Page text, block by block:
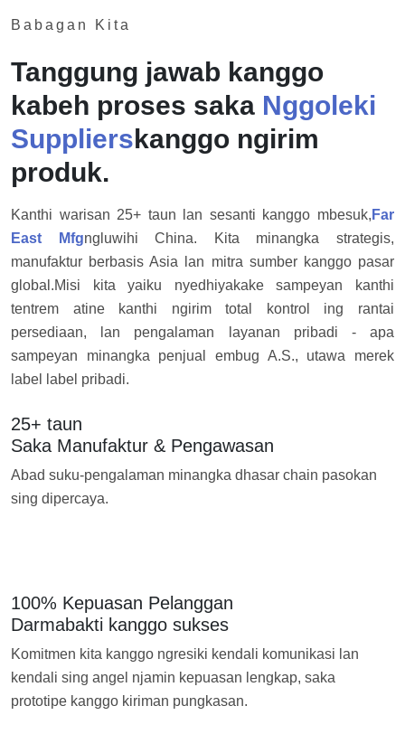
Babagan Kita
Tanggung jawab kanggo
kabeh proses saka Nggoleki
Supplierskanggo ngirim
produk.
Kanthi warisan 25+ taun lan sesanti kanggo mbesuk, Far
East Mfgngluwihi China. Kita minangka strategis,
manufaktur berbasis Asia lan mitra sumber kanggo pasar
global.Misi kita yaiku nyedhiyakake sampeyan kanthi
tentrem atine kanthi ngirim total kontrol ing rantai
persediaan, lan pengalaman layanan pribadi - apa
sampeyan minangka penjual embug A.S., utawa merek
label label pribadi.
25+ taun
Saka Manufaktur & Pengawasan
Abad suku-pengalaman minangka dhasar chain pasokan
sing dipercaya.
100% Kepuasan Pelanggan
Darmabakti kanggo sukses
Komitmen kita kanggo ngresiki kendali komunikasi lan
kendali sing angel njamin kepuasan lengkap, saka
prototipe kanggo kiriman pungkasan.